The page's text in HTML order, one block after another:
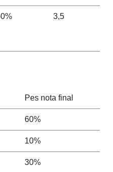
3,5
Pes nota final
60%
10%
30%